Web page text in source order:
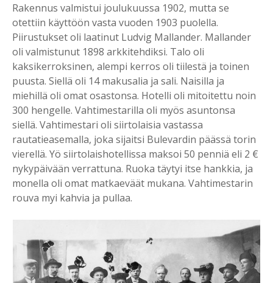
Rakennus valmistui joulukuussa 1902, mutta se
otettiin käyttöön vasta vuoden 1903 puolella.
Piirustukset oli laatinut Ludvig Mallander. Mallander
oli valmistunut 1898 arkkitehdiksi. Talo oli
kaksikerroksinen, alempi kerros oli tiilestä ja toinen
puusta. Siellä oli 14 makusalia ja sali. Naisilla ja
miehillä oli omat osastonsa. Hotelli oli mitoitettu noin
300 hengelle. Vahtimestarilla oli myös asuntonsa
siellä. Vahtimestari oli siirtolaisia vastassa
rautatieasemalla, joka sijaitsi Bulevardin päässä torin
vierellä. Yö siirtolaishotellissa maksoi 50 penniä eli 2 €
nykypäivään verrattuna. Ruoka täytyi itse hankkia, ja
monella oli omat matkaeväät mukana. Vahtimestarin
rouva myi kahvia ja pullaa.